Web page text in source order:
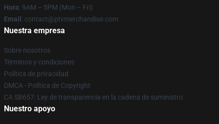
Hora: 9AM – 5PM (Mon – Fri)
Email : contact@ptvmerchandise.com
Nuestra empresa
Sobre nosotros
Términos y condiciones
Política de privacidad
DMCA - Política de Copyright
CA SB657: Ley de transparencia en la cadena de suministro
Nuestro apoyo